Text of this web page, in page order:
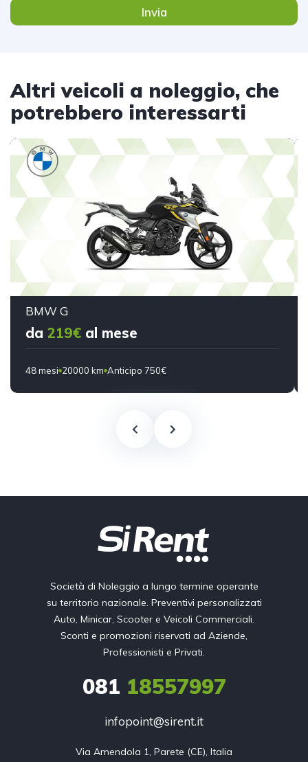
Invia
Altri veicoli a noleggio, che
potrebbero interessarti
BMW G
da 219€ al mese
48 mesi 20000 km Anticipo 750€
Società di Noleggio a lungo termine operante
su territorio nazionale. Preventivi personalizzati
Auto, Minicar, Scooter e Veicoli Commerciali.
Sconti e promozioni riservati ad Aziende,
Professionisti e Privati.
081 18557997
infopoint@sirent.it
Via Amendola 1, Parete (CE), Italia